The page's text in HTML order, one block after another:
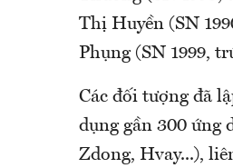
Thị Huyền (SN
Phụng (SN 1999,
Các đối tượng đã
dụng gần 300 ứng
Zdong, Hvay...),